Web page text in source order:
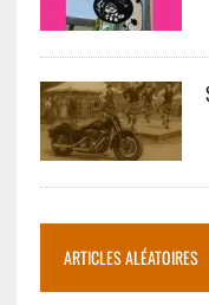
ARTICLES ALÉATOIRES